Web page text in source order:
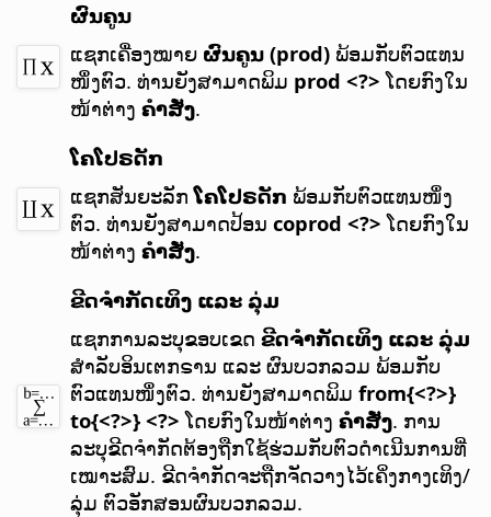
ຜົນຄູນ
ແຊກເຄື່ອງໝາຍ ຜົນຄູນ (prod) ພ້ອມກັບຕົວແທນ
ໜຶ່ງຕົວ. ທ່ານຍັງສາມາດພິມ prod <?> ໂດຍກົງໃນ
ໜ້າຕ່າງຄຳສັ່ງ.
ໂຄໂປຣດັກ
ແຊກສັນຍະລັກໂຄໂປຣດັກ ພ້ອມກັບຕົວແທນໜຶ່ງ
ຕົວ. ທ່ານຍັງສາມາດປ້ອນcoprod <?> ໂດຍກົງໃນ
ໜ້າຕ່າງຄຳສັ່ງ.
ຂີດຈຳກັດເທິງ ແລະ ລຸ່ມ
ແຊກການລະບຸຂອບເຂດຂີດຈຳກັດເທິງ ແລະ ລຸ່ມ
ສຳລັບອິນເຕກຣານ ແລະ ຜົນບວກລວມ ພ້ອມກັບ
ຕົວແທນໜຶ່ງຕົວ. ທ່ານຍັງສາມາດພິມfrom{<?>}
to{<?>} <?> ໂດຍກົງໃນໜ້າຕ່າງຄຳສັ່ງ. ການ
ລະບຸຂີດຈຳກັດຕ້ອງຖືກໃຊ້ຮ່ວມກັບຕົວດຳເນີນການທີ່
ເໝາະສົມ. ຂີດຈຳກັດຈະຖືກຈັດວາງໄວ້ເຄິ່ງກາງເທິງ/
ລຸ່ມ ຕົວອັກສອນຜົນບວກລວມ.